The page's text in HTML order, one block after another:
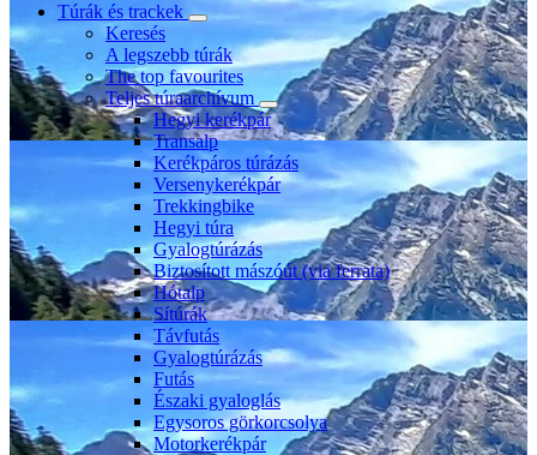
Túrák és trackek
Keresés
A legszebb túrák
The top favourites
Teljes túraarchívum
Hegyi kerékpár
Transalp
Kerékpáros túrázás
Versenykerékpár
Trekkingbike
Hegyi túra
Gyalogtúrázás
Biztosított mászóút (via ferrata)
Hótalp
Sítúrák
Távfutás
Gyalogtúrázás
Futás
Északi gyaloglás
Egysoros görkorcsolya
Motorkerékpár